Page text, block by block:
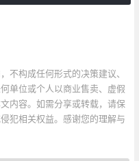
不构成任何形式的决策建议、
单位或个人以商业售卖、虚假
内容。如需分享或转载，请保
犯相关权益。感谢您的理解与